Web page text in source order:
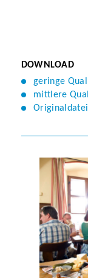
DOWNLOAD
geringe
mittlere
Originaldatei